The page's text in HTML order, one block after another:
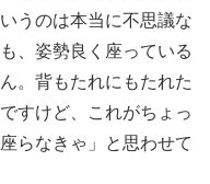
うのは本当に不思議な
、姿勢良く座っている
。背もたれにもたれた
すけど、これがちょっ
らなきゃ」と思わせて